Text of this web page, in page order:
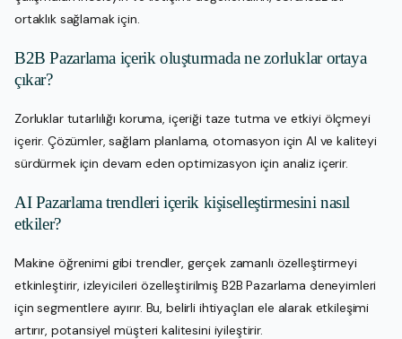
ortaklık sağlamak için.
B2B Pazarlama içerik oluşturmada ne zorluklar ortaya
çıkar?
Zorluklar tutarlılığı koruma, içeriği taze tutma ve etkiyi ölçmeyi
içerir. Çözümler, sağlam planlama, otomasyon için AI ve kaliteyi
sürdürmek için devam eden optimizasyon için analiz içerir.
AI Pazarlama trendleri içerik kişiselleştirmesini nasıl
etkiler?
Makine öğrenimi gibi trendler, gerçek zamanlı özelleştirmeyi
etkinleştirir, izleyicileri özelleştirilmiş B2B Pazarlama deneyimleri
için segmentlere ayırır. Bu, belirli ihtiyaçları ele alarak etkileşimi
artırır, potansiyel müşteri kalitesini iyileştirir.